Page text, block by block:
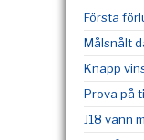
Första
Målsnålt
Knapp
Prova på
J18 vann